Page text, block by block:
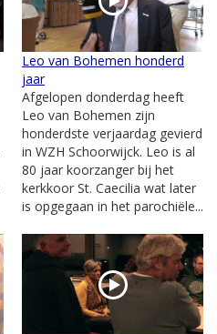
Leo van Bohemen honderd
jaar
Afgelopen donderdag heeft
Leo van Bohemen zijn
honderdste verjaardag gevierd
in WZH Schoorwijck. Leo is al
80 jaar koorzanger bij het
kerkkoor St. Caecilia wat later
is opgegaan in het parochiële...